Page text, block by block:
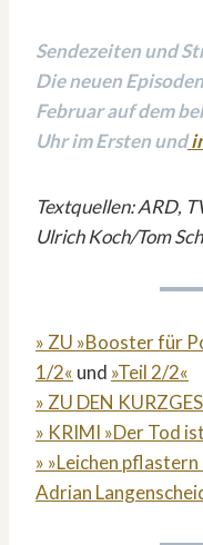
Sendezeiten und
Die neuen
Februar auf dem
Uhr im Ersten und
Textquellen: ARD,
Ulrich Koch/Tom
» ZU »Booster für
1/2« und »Teil 2/2«
» ZU DEN
» KRIMI »Der Tod
» »Leichen
Adrian